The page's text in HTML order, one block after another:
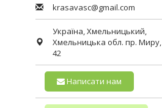
krasavasc@gmail.com
Україна,Хмельницький,
Хмельницька обл. пр. Миру,
42
Написати нам